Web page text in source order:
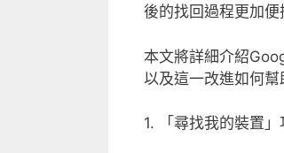
後的找回過程更加便
本文將詳細介紹
以及這一改進如何幫
1. 「尋找我的裝置